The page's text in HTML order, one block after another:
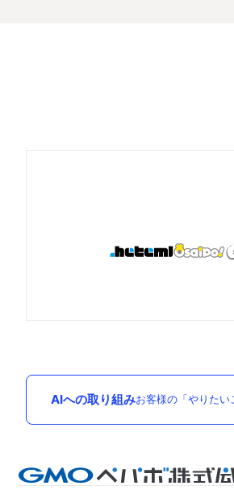
AIへの取り組みお客様の「やりたい